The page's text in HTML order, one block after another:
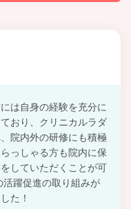
は自身の経験を充分に
おり、クリニカルラダ
院内外の研修にも積極
っしゃる方も院内に保
していただくことが可
躍促進の取り組みが
た！